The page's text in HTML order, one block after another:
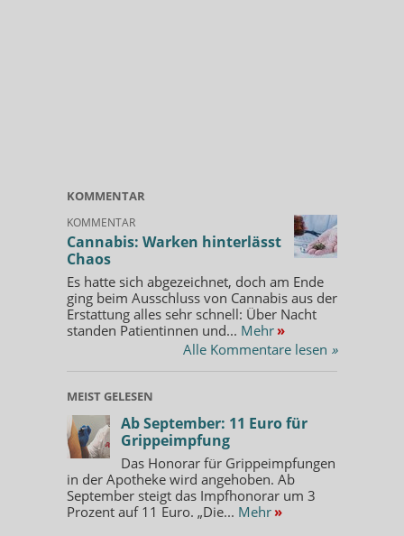
KOMMENTAR
KOMMENTAR
Cannabis: Warken hinterlässt
Chaos
Es hatte sich abgezeichnet, doch am Ende
ging beim Ausschluss von Cannabis aus der
Erstattung alles sehr schnell: Über Nacht
standen Patientinnen und... Mehr »
Alle Kommentare lesen »
MEIST GELESEN
Ab September: 11 Euro für
Grippeimpfung
Das Honorar für Grippeimpfungen
in der Apotheke wird angehoben. Ab
September steigt das Impfhonorar um 3
Prozent auf 11 Euro. „Die... Mehr »